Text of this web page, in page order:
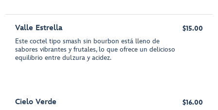
Valle Estrella
Este coctel tipo smash sin bourbon está lleno de
sabores vibrantes y frutales, lo que ofrece un delicioso
equilibrio entre dulzura y acidez.
$15.00
Cielo Verde $16.00